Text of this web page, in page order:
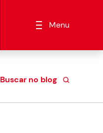
Menu
Buscar no blog